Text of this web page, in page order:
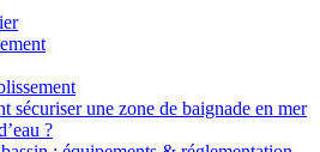
sécuriser une zone de baignade en mer
?